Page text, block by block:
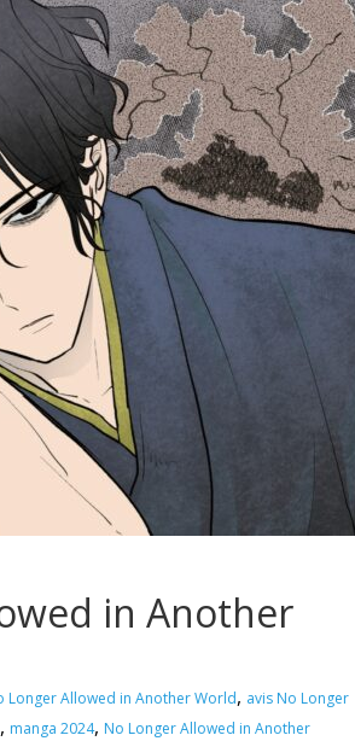
in Another
Longer Allowed in Another World, avis No Longer
, manga 2024, No Longer Allowed in Another